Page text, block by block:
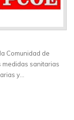
Comunidad de
medidas sanitarias
y…